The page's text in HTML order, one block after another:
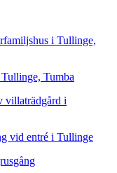
i Tullinge,
Tumba
villaträdgård i
vid entré i Tullinge